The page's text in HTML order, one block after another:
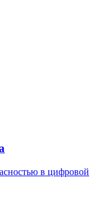
в цифровой